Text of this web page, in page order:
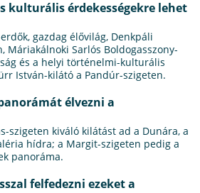
kulturális érdekességekre lehet
gazdag élővilág, Denkpáli
Máriakálnoki Sarlós Boldogasszony-
és a helyi történelmi-kulturális
István-kilátó a Pandúr-szigeten.
élvezni a
szigeten kiváló kilátást ad a Dunára, a
hídra; a Margit-szigeten pedig a
panoráma.
felfedezni ezeket a